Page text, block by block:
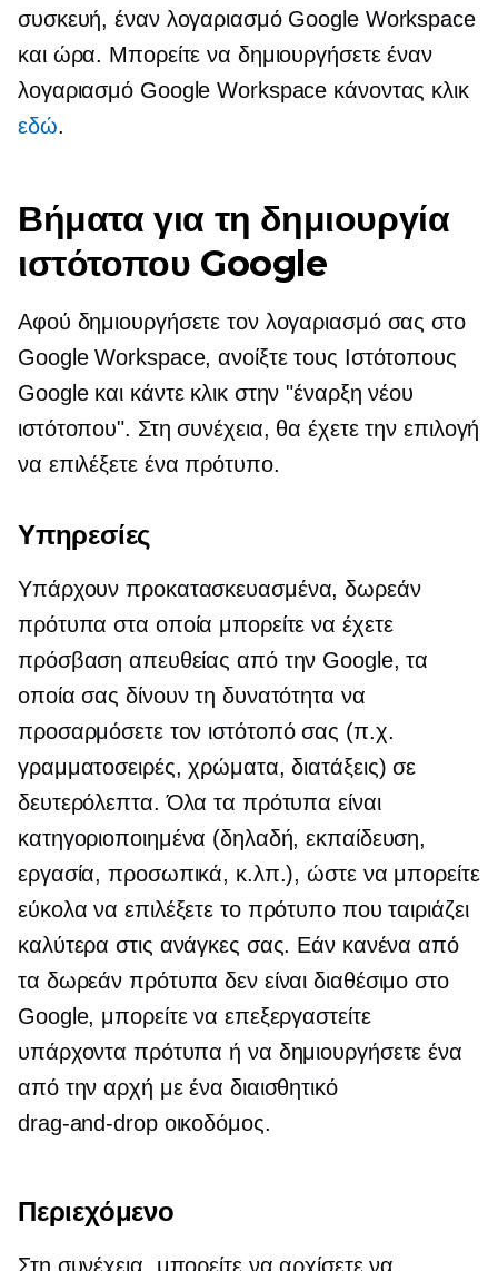
συσκευή, έναν λογαριασμό Google Workspace
και ώρα. Μπορείτε να δημιουργήσετε έναν
λογαριασμό Google Workspace κάνοντας κλικ
εδώ.
Βήματα για τη δημιουργία
ιστότοπου Google
Αφού δημιουργήσετε τον λογαριασμό σας στο
Google Workspace, ανοίξτε τους Ιστότοπους
Google και κάντε κλικ στην "έναρξη νέου
ιστότοπου". Στη συνέχεια, θα έχετε την επιλογή
να επιλέξετε ένα πρότυπο.
Υπηρεσίες
Υπάρχουνπροκατασκευασμένα, δωρεάν
πρότυπα στα οποία μπορείτε να έχετε
πρόσβαση απευθείας από την Google, τα
οποία σας δίνουν τη δυνατότητα να
προσαρμόσετε τον ιστότοπό σας (π.χ.
γραμματοσειρές, χρώματα, διατάξεις) σε
δευτερόλεπτα. Όλα τα πρότυπα είναι
κατηγοριοποιημένα (δηλαδή, εκπαίδευση,
εργασία, προσωπικά, κ.λπ.), ώστε να μπορείτε
εύκολα να επιλέξετε το πρότυπο που ταιριάζει
καλύτερα στις ανάγκες σας. Εάν κανένα από
τα δωρεάν πρότυπα δεν είναι διαθέσιμο στο
Google, μπορείτε να επεξεργαστείτε
υπάρχοντα πρότυπα ή να δημιουργήσετε ένα
από την αρχή με ένα διαισθητικό
drag-and-dropοικοδόμος.
Περιεχόμενο
Στη συνέχεια, μπορείτε να αρχίσετε να